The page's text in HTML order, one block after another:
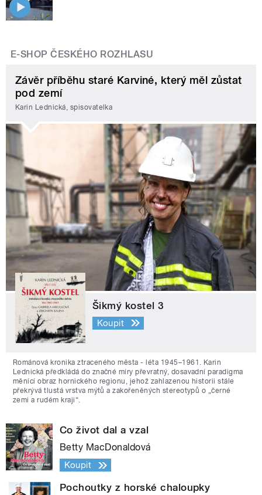
E-SHOP ČESKÉHO ROZHLASU
Závěr příběhu staré Karviné, který měl zůstat
pod zemí
Karin Lednická, spisovatelka
Šikmý kostel 3
Koupit
Románová kronika ztraceného města - léta 1945–1961. Karin
Lednická předkládá do značné míry převratný, dosavadní paradigma
měnící obraz hornického regionu, jehož zahlazenou historii stále
překrývá tlustá vrstva mýtů a zakořeněných stereotypů o „černé
zemi a rudém kraji“.
Co život dal a vzal
Betty MacDonaldová
Koupit
Pochoutky z horské chaloupky